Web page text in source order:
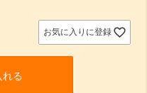
お気に入りに登録
れる